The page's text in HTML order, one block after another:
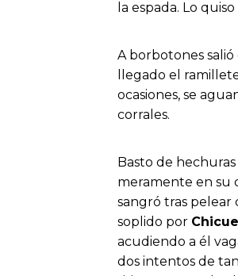
la espada. Lo
A borbotones
llegado el
ocasiones, se
corrales.
Basto de
meramente en su
sangró tras pelear
soplido por
acudiendo a él
dos intentos de